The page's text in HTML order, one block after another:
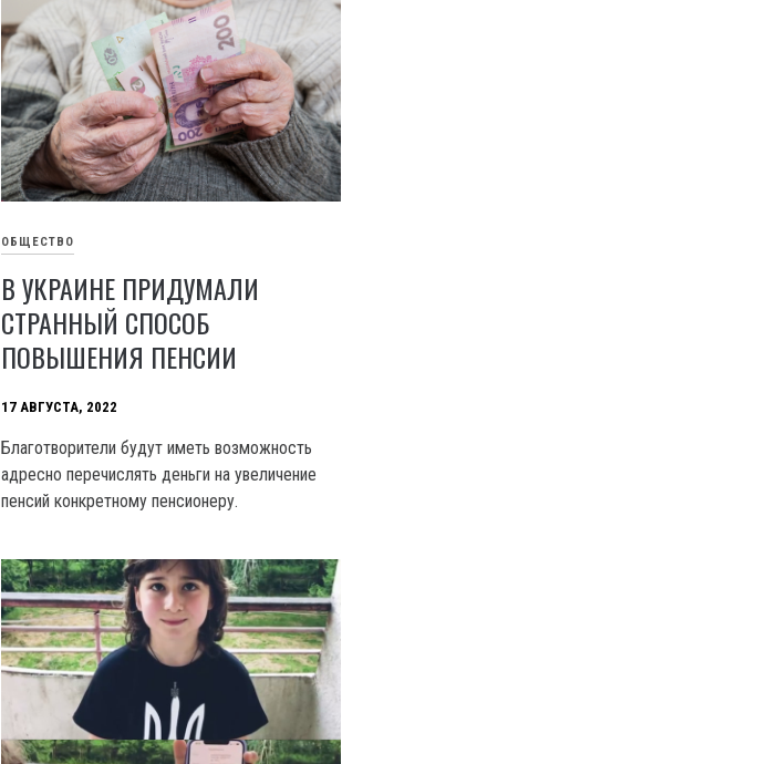
ОБЩЕСТВО
В УКРАИНЕ ПРИДУМАЛИ
СТРАННЫЙ СПОСОБ
ПОВЫШЕНИЯ ПЕНСИИ
17 АВГУСТА, 2022
Благотворители будут иметь возможность
адресно перечислять деньги на увеличение
пенсий конкретному пенсионеру.